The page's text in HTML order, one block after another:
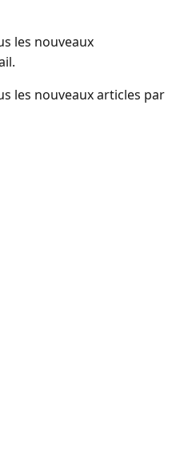
les nouveaux
les nouveaux articles par